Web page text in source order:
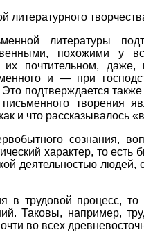
литературного
литературы
похожими у
почтительном, даже,
и — при
подтверждается
творения
и что рассказывалось
сознания,
характер, то
деятельностью людей,
в трудовой процесс, то
Таковы, например,
во всех